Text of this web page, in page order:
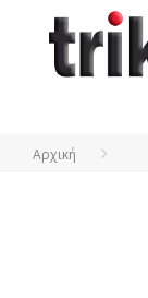
Αρχική